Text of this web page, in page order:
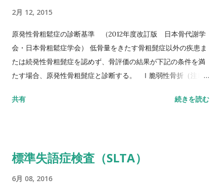
測する。 カットオフ 24.6秒：屋内歩行 11.6秒：屋外歩行 詳し
い評価方法はこちら記事を参照して下さい↓ 10メートル歩行テ
スト(10MWT)
2月 12, 2015
原発性骨粗鬆症の診断基準 （2012年度改訂版 日本骨代謝学
会・日本骨粗鬆症学会） 低骨量をきたす骨粗髭症以外の疾患ま
たは続発性骨粗髭症を認めず、骨評価の結果が下記の条件を満
たす場合、原発性骨粗髭症と診断する。 Ⅰ脆弱性骨折（注1）
の脆弱性骨折（注3）があり、骨密度（注4）がYAMの80％未満
性骨折、軽微な外力とは、立った姿勢からの転倒か、それ以下
共有 続きを読む
標準失語症検査（SLTA）
6月 08, 2016